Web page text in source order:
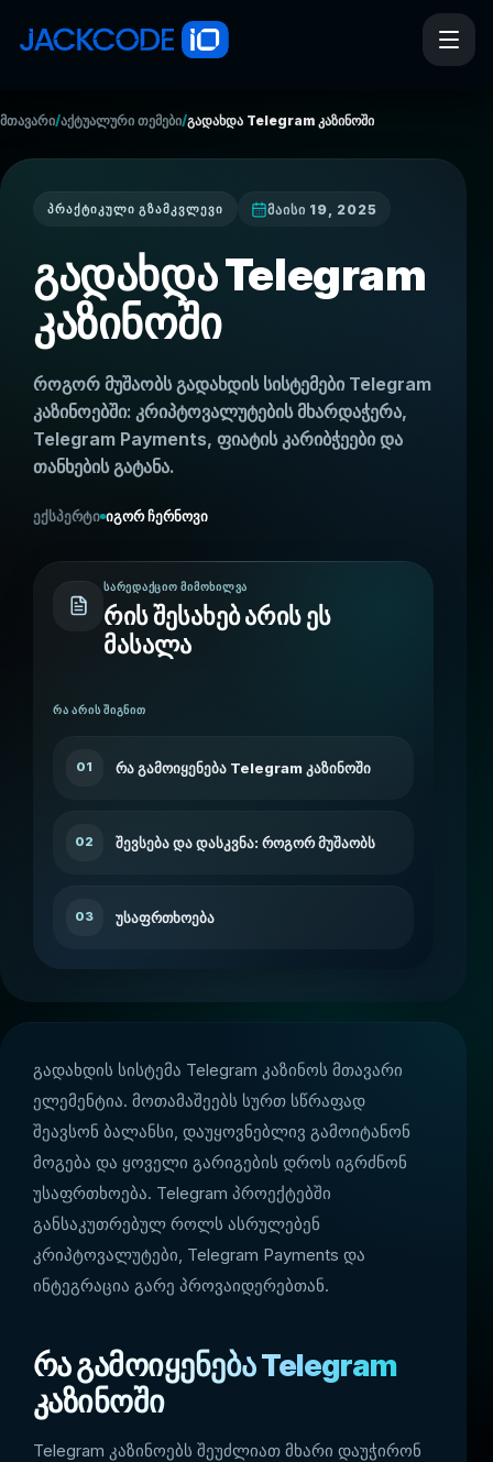
მთავარი/აქტუალური თემები/გადახდა Telegram კაზინოში
ᲞᲠᲐᲥᲢᲘᲙᲣᲚᲘ ᲒᲖᲐᲛᲙᲕᲚᲔᲕᲘ მაისი 19, 2025
გადახდა Telegram
კაზინოში
როგორ მუშაობს გადახდის სისტემები Telegram
კაზინოებში: კრიპტოვალუტების მხარდაჭერა,
Telegram Payments, ფიატის კარიბჭეები და
თანხების გატანა.
ექსპერტი იგორ ჩერნოვი
ᲡᲐᲠᲔᲓᲐᲥᲪᲘᲝ ᲛᲘᲛᲝᲮᲘᲚᲕᲐ
რის შესახებ არის ეს
მასალა
ᲠᲐ ᲐᲠᲘᲡ ᲨᲘᲒᲜᲘᲗ
01 რა გამოიყენება Telegram კაზინოში
02 შევსება და დასკვნა: როგორ მუშაობს
03 უსაფრთხოება
გადახდის სისტემა Telegram კაზინოს მთავარი
ელემენტია. მოთამაშეებს სურთ სწრაფად
შეავსონ ბალანსი, დაუყოვნებლივ გამოიტანონ
მოგება და ყოველი გარიგების დროს იგრძნონ
უსაფრთხოება. Telegram პროექტებში
განსაკუთრებულ როლს ასრულებენ
კრიპტოვალუტები, Telegram Payments და
ინტეგრაცია გარე პროვაიდერებთან.
რა გამოიყენება Telegram
კაზინოში
Telegram კაზინოებს შეუძლიათ მხარი დაუჭირონ